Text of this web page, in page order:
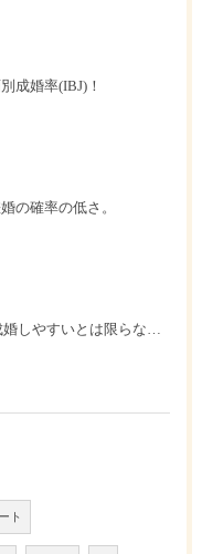
成婚率(IBJ)！
の確率の低さ。
ト